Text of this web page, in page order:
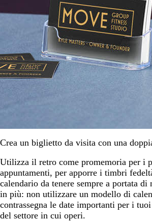
Crea un biglietto da visita con una
Utilizza il retro come promemoria per i
appuntamenti, per apporre i timbri
calendario da tenere sempre a portata di
in più: non utilizzare un modello di
contrassegna le date importanti per i
del settore in cui operi.